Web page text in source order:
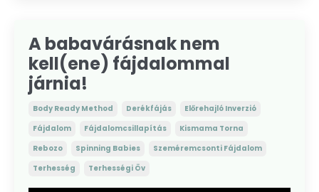
A babavárásnak nem
kell(ene) fájdalommal
járnia!
Body Ready Method Derékfájás
Előrehajló Inverzió
Fájdalom
Fájdalomcsillapítás
Kismama Torna
Rebozo
Spinning Babies
Szeméremcsonti Fájdalom
Terhesség
Terhességi Öv